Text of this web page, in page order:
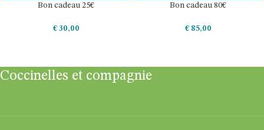
Bon cadeau 25€
€30,00
Bon cadeau 80€
€85,00
Coccinelles et compagnie